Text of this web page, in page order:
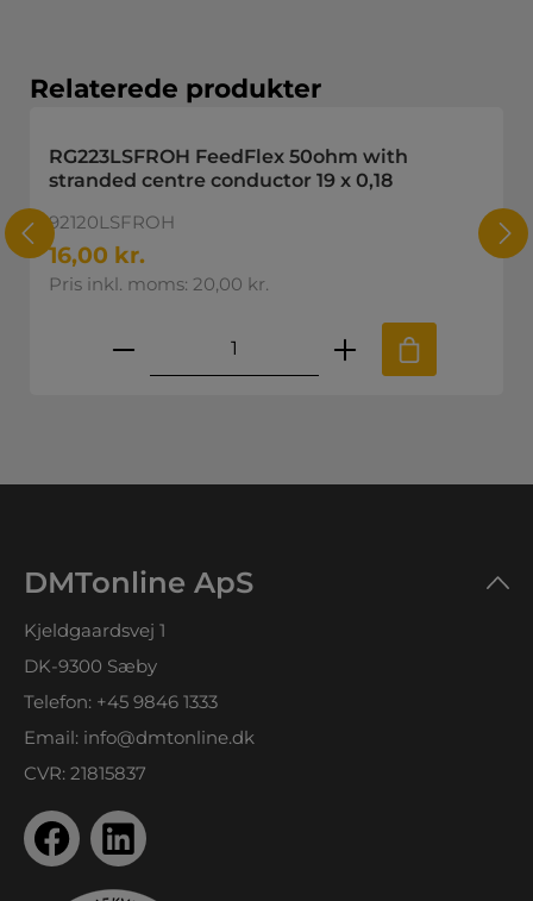
Spring produktgalleriet over
Relaterede produkter
øge eller mindske mængden.
mængde eller brug knapperne
RG223LSFROH FeedFlex 50ohm with
stranded centre conductor 19 x 0,18
92120LSFROH
16,00 kr.
Pris inkl. moms: 20,00 kr.
Produktmængde: Indtast den
DMTonline ApS
Kjeldgaardsvej 1
DK-9300 Sæby
Telefon: +45 9846 1333
Email: info@dmtonline.dk
CVR: 21815837